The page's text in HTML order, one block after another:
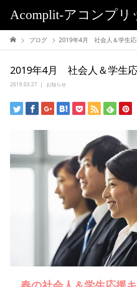
Acomplit-アコンプリ
ブログ 2019年4月 社会人＆学生応
2019年4月 社会人＆学生
2019.03.27 お知らせ